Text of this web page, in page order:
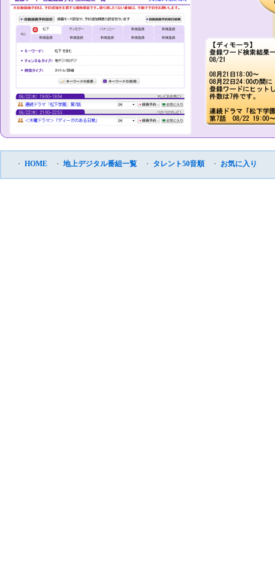
・ HOME ・ 地上デジタル番組一覧 ・ タレント50音順 ・ お気に入り